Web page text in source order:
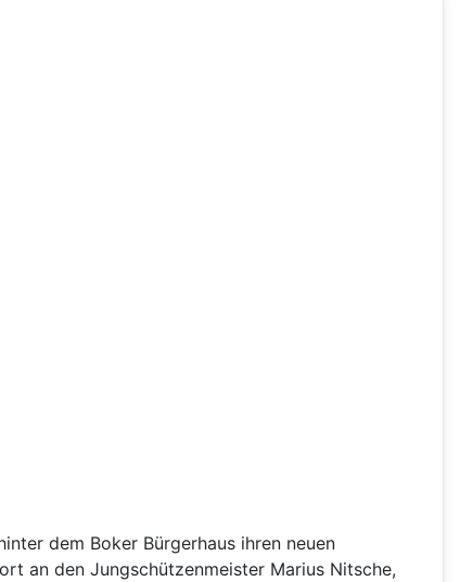
dem Boker Bürgerhaus ihren neuen
an den Jungschützenmeister Marius Nitsche,